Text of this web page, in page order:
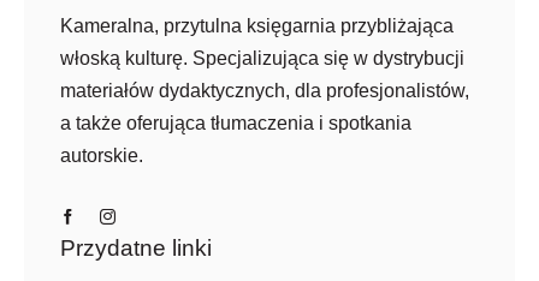
Kameralna, przytulna księgarnia przybliżająca
włoską kulturę. Specjalizująca się w dystrybucji
materiałów dydaktycznych, dla profesjonalistów,
a także oferująca tłumaczenia i spotkania
autorskie.
Przydatne linki